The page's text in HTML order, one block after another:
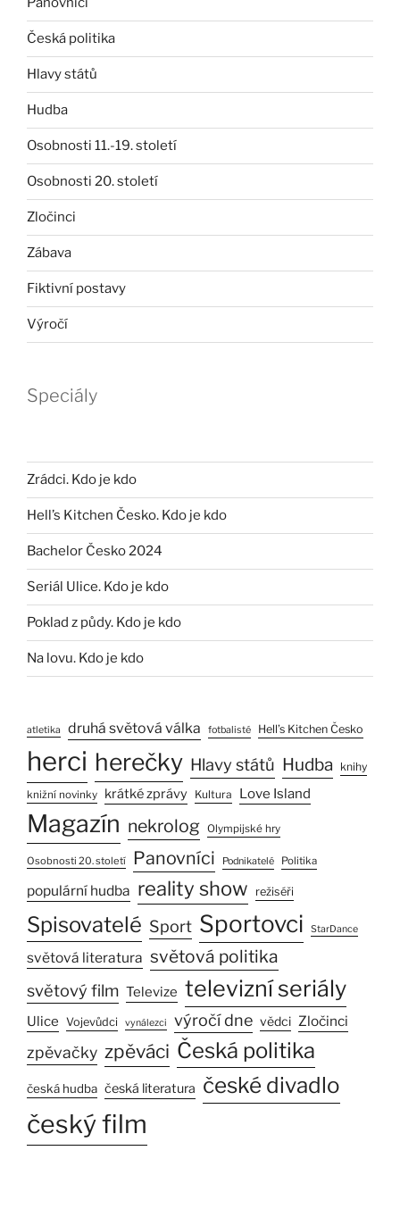
Česká politika
Hlavy států
Hudba
Osobnosti 11.-19. století
Osobnosti 20. století
Zločinci
Zábava
Fiktivní postavy
Výročí
Speciály
Zrádci. Kdo je kdo
Hell’s Kitchen Česko. Kdo je kdo
Bachelor Česko 2024
Seriál Ulice. Kdo je kdo
Poklad z půdy. Kdo je kdo
Na lovu. Kdo je kdo
atletika druhá světová válka fotbalisté Hell’s Kitchen Česko
herci herečky Hlavy států Hudba knihy
knižní novinky krátké zprávy Kultura Love Island
Magazín nekrolog Olympijské hry
Osobnosti 20. století Panovníci Podnikatelé Politika
populární hudba reality show režiséři
Spisovatelé Sport Sportovci StarDance
světová literatura světová politika
světový film Televize televizní seriály
Ulice Vojevůdci vynálezci výročí dne vědci Zločinci
zpěvačky zpěváci Česká politika
česká hudba česká literatura české divadlo
český film